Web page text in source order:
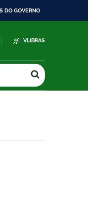
DO GOVERNO
VLIBRAS